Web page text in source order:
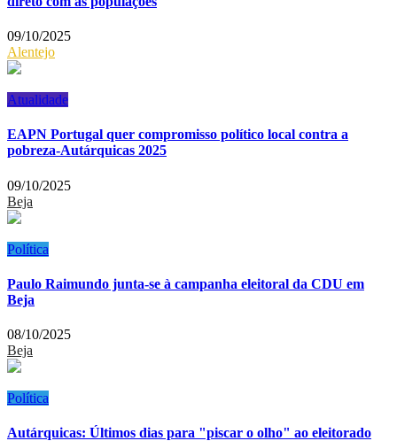
09/10/2025
Alentejo
Atualidade
EAPN Portugal quer compromisso político local contra a
pobreza-Autárquicas 2025
09/10/2025
Beja
Política
Paulo Raimundo junta-se à campanha eleitoral da CDU em
Beja
08/10/2025
Beja
Política
Autárquicas: Últimos dias para "piscar o olho" ao eleitorado